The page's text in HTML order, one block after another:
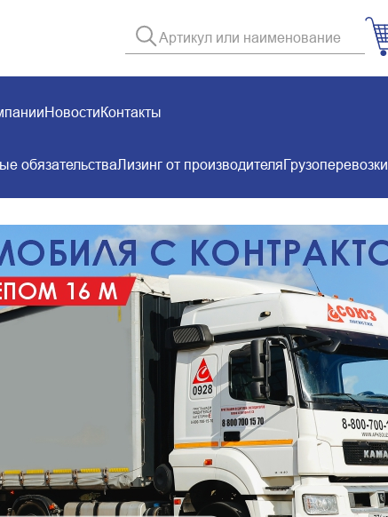
НовостиКонтакты
обязательстваЛизинг от производителяГрузоперевозки